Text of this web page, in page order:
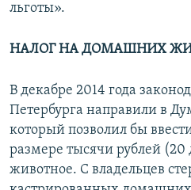
льготы».
НАЛОГ НА ДОМАШНИХ
В декабре 2014 года
Петербурга направили в
который позволил бы
размере тысячи рублей
животное. С владельцев